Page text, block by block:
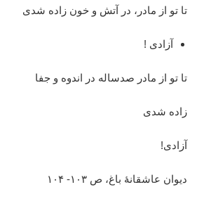
تا تو از مادر، در آتش و خون زاده شدی
آزادی !
تا تو از مادر صدساله در اندوه و جفا
زاده شدی
آزادی!
دیوان عاشقانۀ باغ، ص ۱۰۳- ۱۰۴